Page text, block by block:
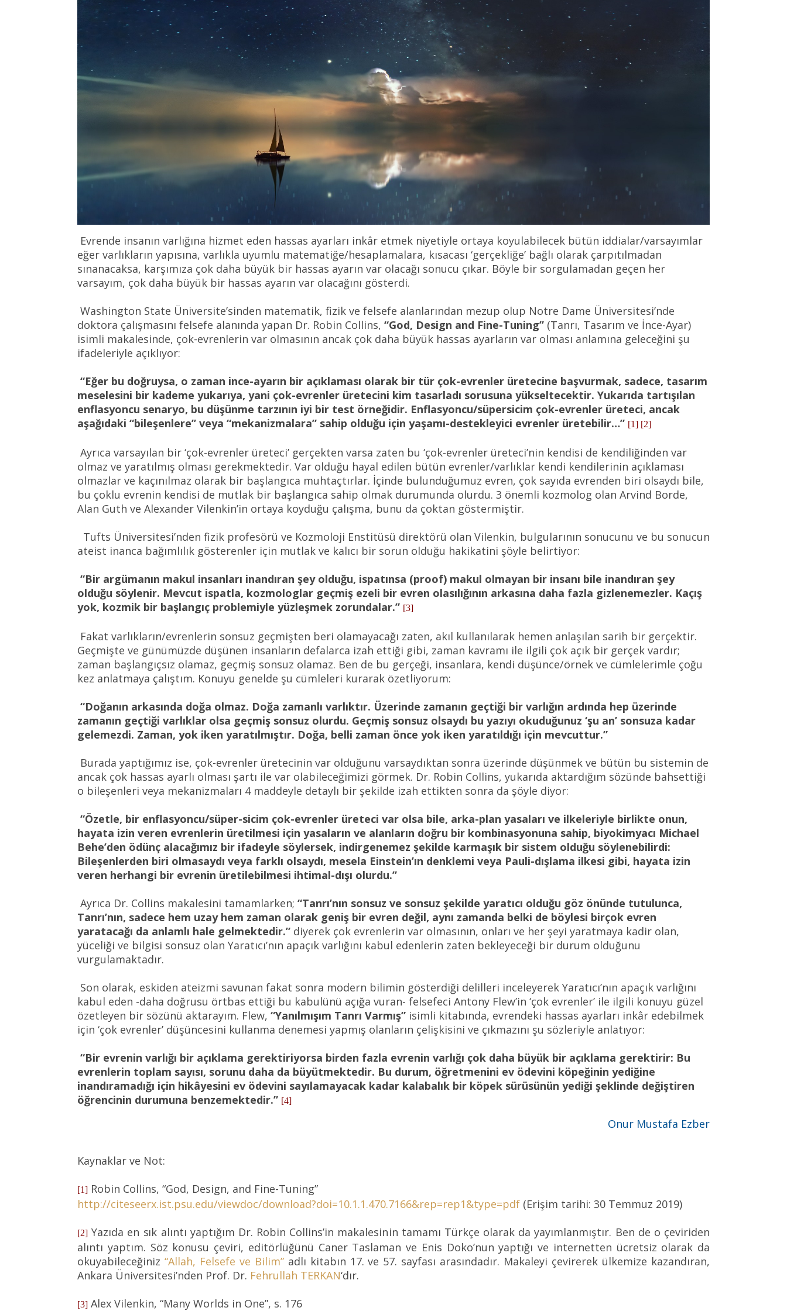
Evrende insanın varlığına hizmet eden hassas ayarları inkâr etmek niyetiyle ortaya koyulabilecek bütün iddialar/varsayımlar
eğer varlıkların yapısına, varlıkla uyumlu matematiğe/hesaplamalara, kısacası ‘gerçekliğe’ bağlı olarak çarpıtılmadan
sınanacaksa, karşımıza çok daha büyük bir hassas ayarın var olacağı sonucu çıkar. Böyle bir sorgulamadan geçen her
varsayım, çok daha büyük bir hassas ayarın var olacağını gösterdi.
Washington State Üniversite’sinden matematik, fizik ve felsefe alanlarından mezup olup Notre Dame Üniversitesi’nde
doktora çalışmasını felsefe alanında yapan Dr. Robin Collins, “God, Design and Fine-Tuning” (Tanrı, Tasarım ve İnce-Ayar)
isimli makalesinde, çok-evrenlerin var olmasının ancak çok daha büyük hassas ayarların var olması anlamına geleceğini şu
ifadeleriyle açıklıyor:
“Eğer bu doğruysa, o zaman ince-ayarın bir açıklaması olarak bir tür çok-evrenler üretecine başvurmak, sadece, tasarım
meselesini bir kademe yukarıya, yani çok-evrenler üretecini kim tasarladı sorusuna yükseltecektir. Yukarıda tartışılan
enflasyoncu senaryo, bu düşünme tarzının iyi bir test örneğidir. Enflasyoncu/süpersicim çok-evrenler üreteci, ancak
aşağıdaki “bileşenlere” veya “mekanizmalara” sahip olduğu için yaşamı-destekleyici evrenler üretebilir…” [1] [2]
Ayrıca varsayılan bir ‘çok-evrenler üreteci’ gerçekten varsa zaten bu ‘çok-evrenler üreteci’nin kendisi de kendiliğinden var
olmaz ve yaratılmış olması gerekmektedir. Var olduğu hayal edilen bütün evrenler/varlıklar kendi kendilerinin açıklaması
olmazlar ve kaçınılmaz olarak bir başlangıca muhtaçtırlar. İçinde bulunduğumuz evren, çok sayıda evrenden biri olsaydı bile,
bu çoklu evrenin kendisi de mutlak bir başlangıca sahip olmak durumunda olurdu. 3 önemli kozmolog olan Arvind Borde,
Alan Guth ve Alexander Vilenkin’in ortaya koyduğu çalışma, bunu da çoktan göstermiştir.
Tufts Üniversitesi’nden fizik profesörü ve Kozmoloji Enstitüsü direktörü olan Vilenkin, bulgularının sonucunu ve bu sonucun
ateist inanca bağımlılık gösterenler için mutlak ve kalıcı bir sorun olduğu hakikatini şöyle belirtiyor:
“Bir argümanın makul insanları inandıran şey olduğu, ispatınsa (proof) makul olmayan bir insanı bile inandıran şey
olduğu söylenir. Mevcut ispatla, kozmologlar geçmiş ezeli bir evren olasılığının arkasına daha fazla gizlenemezler. Kaçış
yok, kozmik bir başlangıç problemiyle yüzleşmek zorundalar.” [3]
Fakat varlıkların/evrenlerin sonsuz geçmişten beri olamayacağı zaten, akıl kullanılarak hemen anlaşılan sarih bir gerçektir.
Geçmişte ve günümüzde düşünen insanların defalarca izah ettiği gibi, zaman kavramı ile ilgili çok açık bir gerçek vardır;
zaman başlangıçsız olamaz, geçmiş sonsuz olamaz. Ben de bu gerçeği, insanlara, kendi düşünce/örnek ve cümlelerimle çoğu
kez anlatmaya çalıştım. Konuyu genelde şu cümleleri kurarak özetliyorum:
“Doğanın arkasında doğa olmaz. Doğa zamanlı varlıktır. Üzerinde zamanın geçtiği bir varlığın ardında hep üzerinde
zamanın geçtiği varlıklar olsa geçmiş sonsuz olurdu. Geçmiş sonsuz olsaydı bu yazıyı okuduğunuz ‘şu an’ sonsuza kadar
gelemezdi. Zaman, yok iken yaratılmıştır. Doğa, belli zaman önce yok iken yaratıldığı için mevcuttur.”
Burada yaptığımız ise, çok-evrenler üretecinin var olduğunu varsaydıktan sonra üzerinde düşünmek ve bütün bu sistemin de
ancak çok hassas ayarlı olması şartı ile var olabileceğimizi görmek. Dr. Robin Collins, yukarıda aktardığım sözünde bahsettiği
o bileşenleri veya mekanizmaları 4 maddeyle detaylı bir şekilde izah ettikten sonra da şöyle diyor:
“Özetle, bir enflasyoncu/süper-sicim çok-evrenler üreteci var olsa bile, arka-plan yasaları ve ilkeleriyle birlikte onun,
hayata izin veren evrenlerin üretilmesi için yasaların ve alanların doğru bir kombinasyonuna sahip, biyokimyacı Michael
Behe’den ödünç alacağımız bir ifadeyle söylersek, indirgenemez şekilde karmaşık bir sistem olduğu söylenebilirdi:
Bileşenlerden biri olmasaydı veya farklı olsaydı, mesela Einstein’ın denklemi veya Pauli-dışlama ilkesi gibi, hayata izin
veren herhangi bir evrenin üretilebilmesi ihtimal-dışı olurdu.”
Ayrıca Dr. Collins makalesini tamamlarken; “Tanrı’nın sonsuz ve sonsuz şekilde yaratıcı olduğu göz önünde tutulunca,
Tanrı’nın, sadece hem uzay hem zaman olarak geniş bir evren değil, aynı zamanda belki de böylesi birçok evren
yaratacağı da anlamlı hale gelmektedir.” diyerek çok evrenlerin var olmasının, onları ve her şeyi yaratmaya kadir olan,
yüceliği ve bilgisi sonsuz olan Yaratıcı’nın apaçık varlığını kabul edenlerin zaten bekleyeceği bir durum olduğunu
vurgulamaktadır.
Son olarak, eskiden ateizmi savunan fakat sonra modern bilimin gösterdiği delilleri inceleyerek Yaratıcı’nın apaçık varlığını
kabul eden -daha doğrusu örtbas ettiği bu kabulünü açığa vuran- felsefeci Antony Flew’in ‘çok evrenler’ ile ilgili konuyu güzel
özetleyen bir sözünü aktarayım. Flew, “Yanılmışım Tanrı Varmış” isimli kitabında, evrendeki hassas ayarları inkâr edebilmek
için ‘çok evrenler’ düşüncesini kullanma denemesi yapmış olanların çelişkisini ve çıkmazını şu sözleriyle anlatıyor:
“Bir evrenin varlığı bir açıklama gerektiriyorsa birden fazla evrenin varlığı çok daha büyük bir açıklama gerektirir: Bu
evrenlerin toplam sayısı, sorunu daha da büyütmektedir. Bu durum, öğretmenini ev ödevini köpeğinin yediğine
inandıramadığı için hikâyesini ev ödevini sayılamayacak kadar kalabalık bir köpek sürüsünün yediği şeklinde değiştiren
öğrencinin durumuna benzemektedir.” [4]
Onur Mustafa Ezber
Kaynaklar ve Not:
[1] Robin Collins, “God, Design, and Fine-Tuning”
http://citeseerx.ist.psu.edu/viewdoc/download?doi=10.1.1.470.7166&rep=rep1&type=pdf (Erişim tarihi: 30 Temmuz 2019)
[2] Yazıda en sık alıntı yaptığım Dr. Robin Collins’in makalesinin tamamı Türkçe olarak da yayımlanmıştır. Ben de o çeviriden
alıntı yaptım. Söz konusu çeviri, editörlüğünü Caner Taslaman ve Enis Doko’nun yaptığı ve internetten ücretsiz olarak da
okuyabileceğiniz “Allah, Felsefe ve Bilim”adlı kitabın 17. ve 57. sayfası arasındadır. Makaleyi çevirerek ülkemize kazandıran,
Ankara Üniversitesi’nden Prof. Dr. Fehrullah TERKAN‘dır.
[3] Alex Vilenkin, “Many Worlds in One”, s. 176